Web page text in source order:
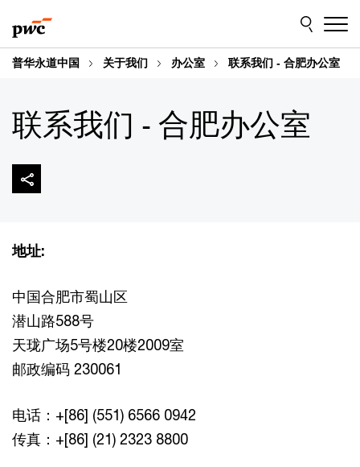
to
content
to
footer
普华永道中国 关于我们 办公室 联系我们 - 合肥办公室
联系我们 - 合肥办公室
地址:
中国合肥市蜀山区
潜山路588号
天珑广场5号楼20楼2009室
邮政编码 230061
电话：+[86] (551) 6566 0942
传真：+[86] (21) 2323 8800